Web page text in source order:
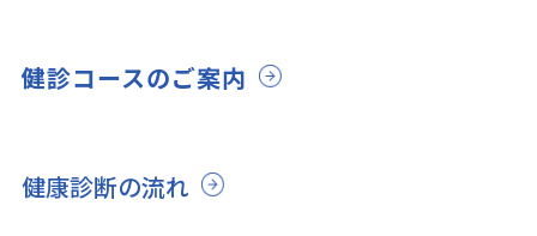
健診コースのご案内
健康診断の流れ